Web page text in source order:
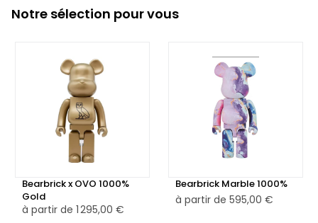
Notre sélection pour vous
Bearbrick x OVO 1000%
Gold
à partir de 1 295,00 €
Bearbrick Marble 1000%
à partir de 595,00 €